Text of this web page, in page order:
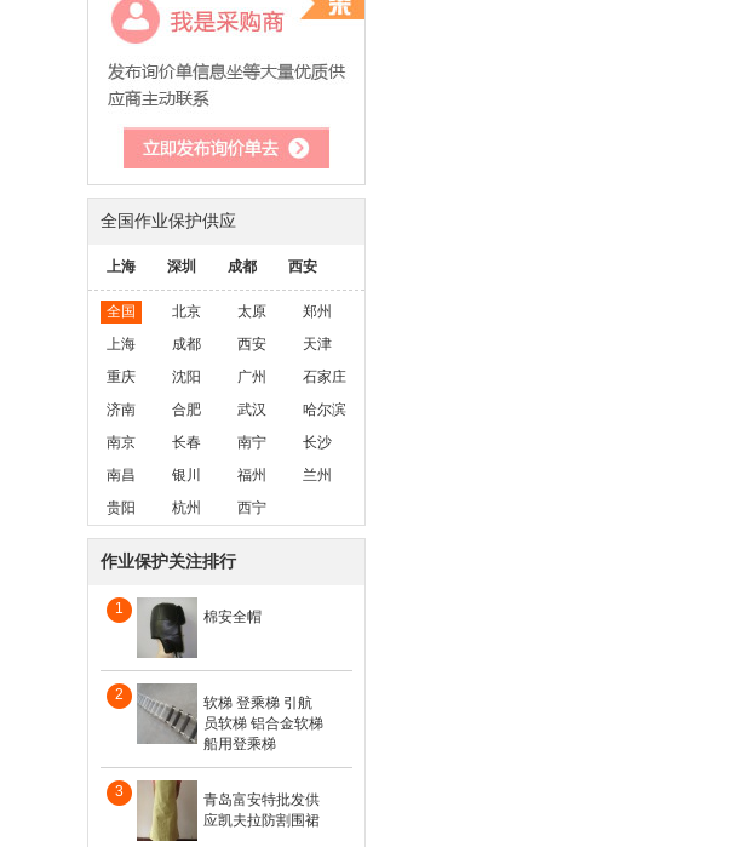
全国作业保护供应
上海 深圳 成都 西安
全国 北京 太原
郑州
上海
成都 西安
天津
重庆
沈阳 广州
石家庄
济南
合肥 武汉
哈尔滨
南京
长春 南宁
长沙
南昌
银川 福州
兰州
贵阳
杭州 西宁
作业保护关注排行
1 棉安全帽
2
软梯 登乘梯 引航
员软梯 铝合金软梯
船用登乘梯
3
青岛富安特批发供
应凯夫拉防割围裙